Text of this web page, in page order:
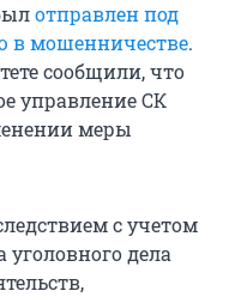
отправлен под
в мошенничестве.
сообщили, что
управление СК
меры
с учетом
дела